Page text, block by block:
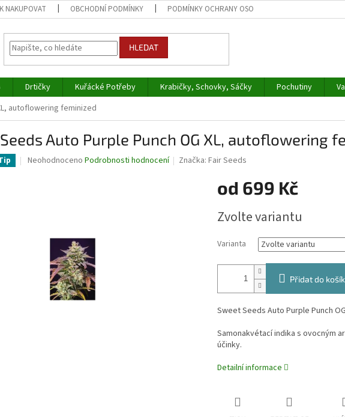
NAKUPOVAT OBCHODNÍ PODMÍNKY PODMÍNKY OCHRANY OSOBNÍCH ÚDAJŮ
HLEDAT
Drtičky Kuřácké Potřeby Krabičky, Schovky, Sáčky Pochutiny
autoflowering feminized
Auto Purple Punch OG XL, autoflowering
Průměrné
hvězdiček.
Neohodnoceno Podrobnosti hodnocení Značka:Fair Seeds
od 699 Kč
cena:
Zvolte variantu
Varianta
Přidat do
Sweet Seeds Auto Purple Punch
Samonakvétací indika s ovocným
účinky.
Detailní informace